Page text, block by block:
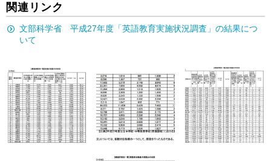
関連リンク
文部科学省 平成27年度「英語教育実施状況調査」の結果につ
いて